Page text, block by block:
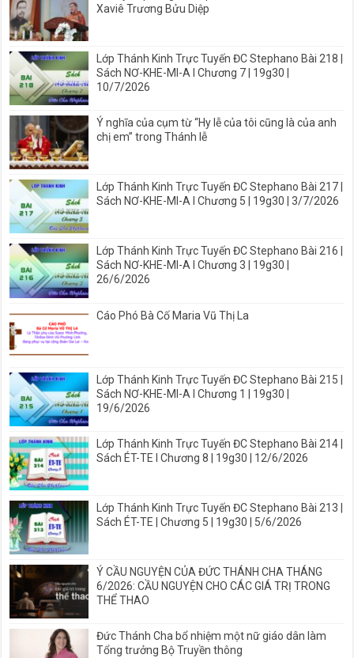
Xaviê Trương Bửu Diệp
Lớp Thánh Kinh Trực Tuyến ĐC Stephano Bài 218 |
Sách NƠ-KHE-MI-A I Chương 7 | 19g30 |
10/7/2026
Ý nghĩa của cụm từ “Hy lễ của tôi cũng là của anh
chị em” trong Thánh lễ
Lớp Thánh Kinh Trực Tuyến ĐC Stephano Bài 217 |
Sách NƠ-KHE-MI-A I Chương 5 | 19g30 | 3/7/2026
Lớp Thánh Kinh Trực Tuyến ĐC Stephano Bài 216 |
Sách NƠ-KHE-MI-A I Chương 3 | 19g30 |
26/6/2026
Cáo Phó Bà Cố Maria Vũ Thị La
Lớp Thánh Kinh Trực Tuyến ĐC Stephano Bài 215 |
Sách NƠ-KHE-MI-A I Chương 1 | 19g30 |
19/6/2026
Lớp Thánh Kinh Trực Tuyến ĐC Stephano Bài 214 |
Sách ÉT-TE I Chương 8 | 19g30 | 12/6/2026
Lớp Thánh Kinh Trực Tuyến ĐC Stephano Bài 213 |
Sách ÉT-TE | Chương 5 | 19g30 | 5/6/2026
Ý CẦU NGUYỆN CỦA ĐỨC THÁNH CHA THÁNG
6/2026: CẦU NGUYỆN CHO CÁC GIÁ TRỊ TRONG
THỂ THAO
Đức Thánh Cha bổ nhiệm một nữ giáo dân làm
Tổng trưởng Bộ Truyền thông